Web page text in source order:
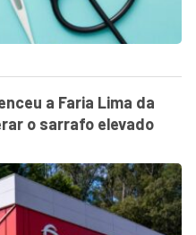
a Faria Lima da
o sarrafo elevado